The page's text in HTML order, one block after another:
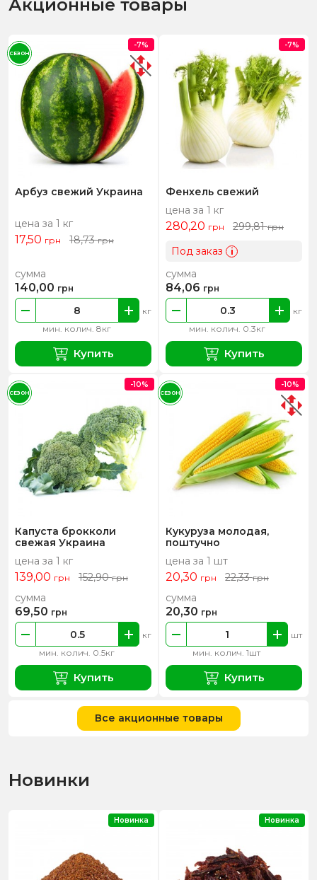
Акционные товары
Арбуз свежий Украина
цена за 1 кг
17,50 грн 18,73грн
мин. колич. 8кг
кг
сумма
140,00 грн
Купить
-7%
СЕЗОН
Фенхель свежий
цена за 1 кг
280,20 грн 299,81грн
Под заказ i
мин. колич. 0.3кг
кг
сумма
84,06 грн
Купить
-7%
Капуста брокколи
свежая Украина
цена за 1 кг
139,00 грн 152,90грн
мин. колич. 0.5кг
кг
сумма
69,50 грн
Купить
-10%
СЕЗОН
Кукуруза молодая,
поштучно
цена за 1 шт
20,30 грн 22,33грн
мин. колич. 1шт
шт
сумма
20,30 грн
Купить
-10%
СЕЗОН
Все акционные товары
Новинки
Новинка Новинка